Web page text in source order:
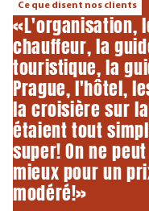
Ce que disent nos clients
«L'organisation,
chauffeur, la
touristique, la
Prague, l'hôtel,
la croisière sur
étaient tout
super! On ne
mieux pour un
modéré!»